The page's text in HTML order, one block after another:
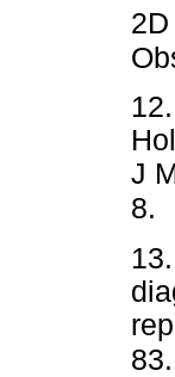
J
8.
83.